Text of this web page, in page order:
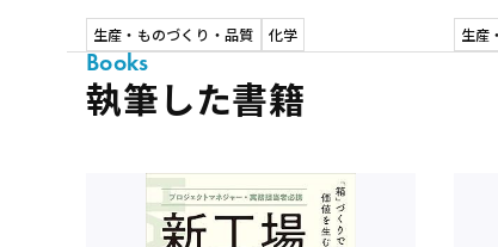
生産・ものづくり・品質 化学 生産
執筆した書籍
Books